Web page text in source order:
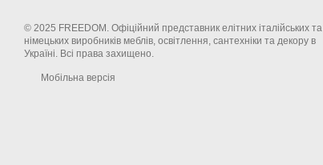
© 2025 FREEDOM. Офіційний представник елітних італійських та
німецьких виробників меблів, освітлення, сантехніки та декору в
Україні. Всі права захищено.
Мобільна версія